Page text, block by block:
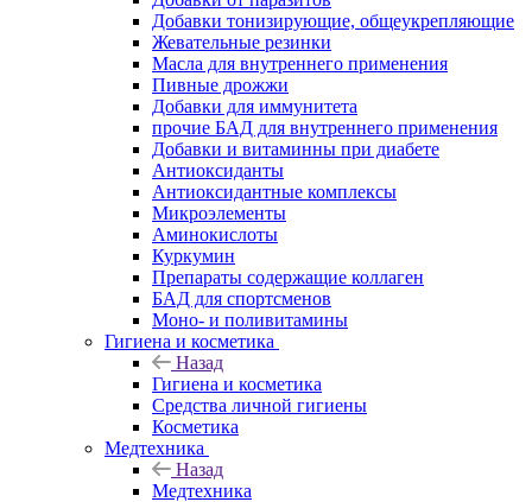
Добавки тонизирующие, общеукрепляющие
Жевательные резинки
Масла для внутреннего применения
Пивные дрожжи
Добавки для иммунитета
прочие БАД для внутреннего применения
Добавки и витаминны при диабете
Антиоксиданты
Антиоксидантные комплексы
Микроэлементы
Аминокислоты
Куркумин
Препараты содержащие коллаген
БАД для спортсменов
Моно- и поливитамины
Гигиена и косметика
Назад
Гигиена и косметика
Средства личной гигиены
Косметика
Медтехника
Назад
Медтехника